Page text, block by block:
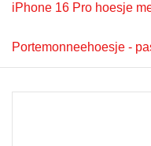
iPhone 16 Pro hoesje
Portemonneehoesje -